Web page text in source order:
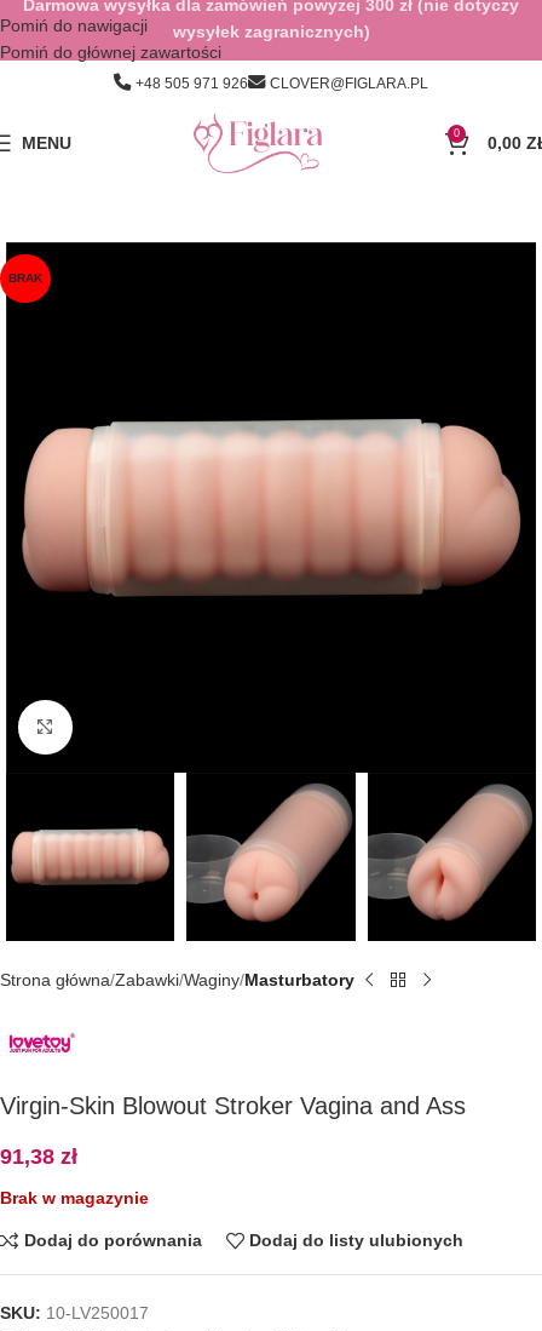
Pomiń do nawigacji
Pomiń do głównej zawartości
+48 505 971 926 CLOVER@FIGLARA.PL
MENU 0 0,00
BRAK
Kliknij, aby powiększyć
Strona główna Zabawki Waginy Masturbatory
Virgin-Skin Blowout Stroker Vagina and Ass
91,38 zł
Brak w magazynie
Dodaj do porównania Dodaj do listy ulubionych
SKU: 10-LV250017
Darmowa wysyłka dla zamówień powyżej 300 zł (nie dotyczy
wysyłek zagranicznych)